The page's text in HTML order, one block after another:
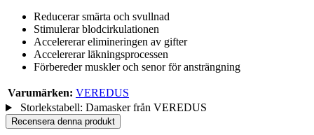
Reducerar smärta och svullnad
Stimulerar blodcirkulationen
Accelererar elimineringen av gifter
Accelererar läkningsprocessen
Förbereder muskler och senor för ansträngning
Varumärken: VEREDUS
Storlekstabell: Damasker från VEREDUS
Recensera denna produkt